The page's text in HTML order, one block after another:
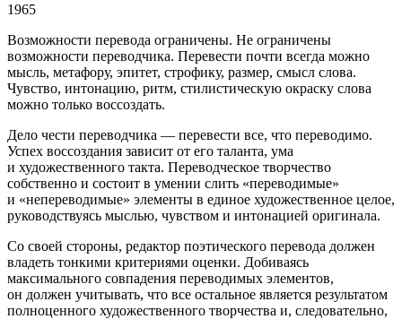
1965
Возможности перевода ограничены. Не ограничены
возможности переводчика. Перевести почти всегда можно
мысль, метафору, эпитет, строфику, размер, смысл слова.
Чувство, интонацию, ритм, стилистическую окраску слова
можно только воссоздать.
Дело чести переводчика — перевести все, что переводимо.
Успех воссоздания зависит от его таланта, ума
и художественного такта. Переводческое творчество
собственно и состоит в умении слить «переводимые»
и «непереводимые» элементы в единое художественное целое,
руководствуясь мыслью, чувством и интонацией оригинала.
Со своей стороны, редактор поэтического перевода должен
владеть тонкими критериями оценки. Добиваясь
максимального совпадения переводимых элементов,
он должен учитывать, что все остальное является результатом
полноценного художественного творчества и, следовательно,